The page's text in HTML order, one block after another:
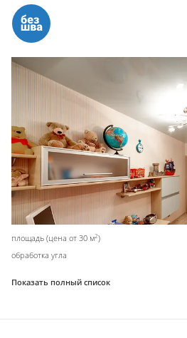
площадь (цена от 30 м2)
обработка угла
Показать полный список